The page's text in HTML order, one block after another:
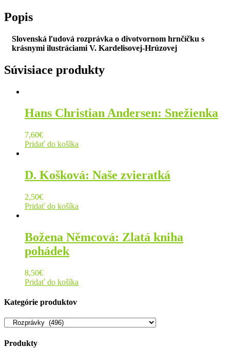
Popis
Slovenská ľudová rozprávka o divotvornom hrnčíčku s
krásnymi ilustráciami V. Kardelisovej-Hrúzovej
Súvisiace produkty
Hans Christian Andersen: Snežienka
7,60€
Pridať do košíka
D. Košková: Naše zvieratká
2,50€
Pridať do košíka
Božena Němcová: Zlatá kniha
pohádek
8,50€
Pridať do košíka
Kategórie produktov
Produkty